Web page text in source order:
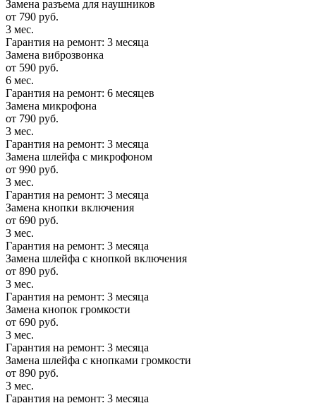
Замена разъема для наушников
от 790 руб.
3 мес.
Гарантия на ремонт: 3 месяца
Замена виброзвонка
от 590 руб.
6 мес.
Гарантия на ремонт: 6 месяцев
Замена микрофона
от 790 руб.
3 мес.
Гарантия на ремонт: 3 месяца
Замена шлейфа с микрофоном
от 990 руб.
3 мес.
Гарантия на ремонт: 3 месяца
Замена кнопки включения
от 690 руб.
3 мес.
Гарантия на ремонт: 3 месяца
Замена шлейфа с кнопкой включения
от 890 руб.
3 мес.
Гарантия на ремонт: 3 месяца
Замена кнопок громкости
от 690 руб.
3 мес.
Гарантия на ремонт: 3 месяца
Замена шлейфа с кнопками громкости
от 890 руб.
3 мес.
Гарантия на ремонт: 3 месяца